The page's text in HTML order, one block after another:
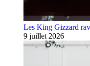
Les King Gizzard
9 juillet 2026